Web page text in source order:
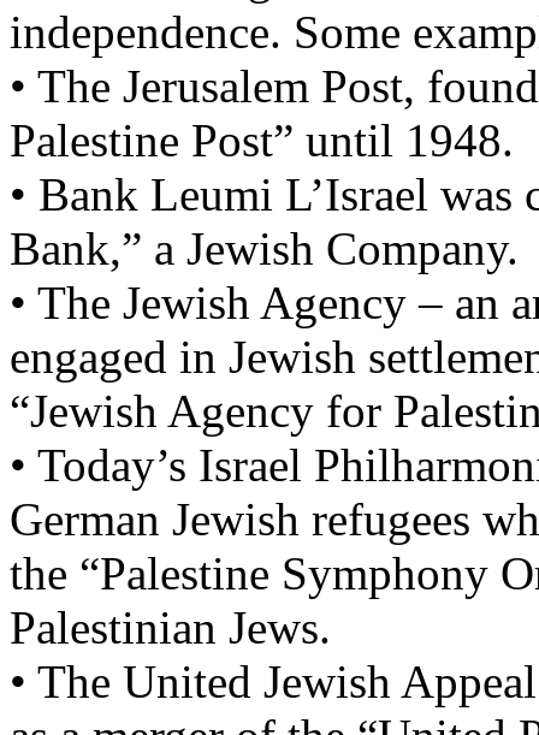
independence. Some
• The Jerusalem Post,
Palestine Post” until 1948.
• Bank Leumi L’Israel was
Bank,” a Jewish Company.
• The Jewish Agency – an
engaged in Jewish
“Jewish Agency for
• Today’s Israel
German Jewish refugees
the “Palestine Symphony
Palestinian Jews.
• The United Jewish